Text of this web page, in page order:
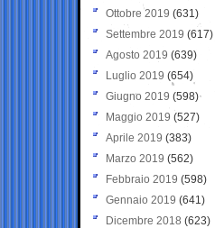
Ottobre 2019 (631)
Settembre 2019 (617)
Agosto 2019 (639)
Luglio 2019 (654)
Giugno 2019 (598)
Maggio 2019 (527)
Aprile 2019 (383)
Marzo 2019 (562)
Febbraio 2019 (598)
Gennaio 2019 (641)
Dicembre 2018 (623)